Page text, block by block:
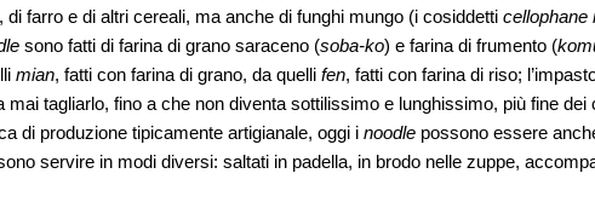
farro e di altri cereali, ma anche di funghi mungo (i cosiddetti cellophane
sono fatti di farina di grano saraceno (soba-ko) e farina di frumento (
mian, fatti con farina di grano, da quelli fen, fatti con farina di riso;
tagliarlo, fino a che non diventa sottilissimo e lunghissimo, più fine dei
di produzione tipicamente artigianale, oggi i noodle possono essere
servire in modi diversi: saltati in padella, in brodo nelle zuppe,